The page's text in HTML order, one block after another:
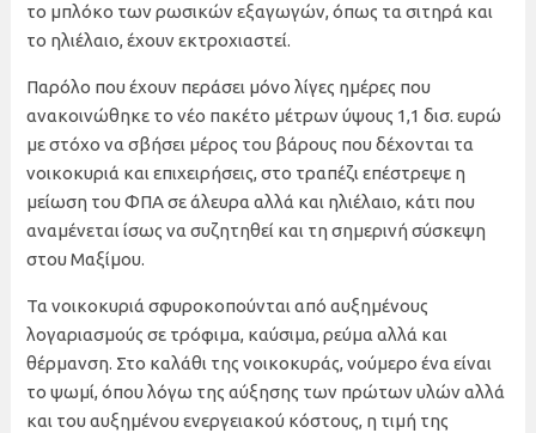
το μπλόκο των ρωσικών εξαγωγών, όπως τα σιτηρά και
το ηλιέλαιο, έχουν εκτροχιαστεί.
Παρόλο που έχουν περάσει μόνο λίγες ημέρες που
ανακοινώθηκε το νέο πακέτο μέτρων ύψους 1,1 δισ. ευρώ
με στόχο να σβήσει μέρος του βάρους που δέχονται τα
νοικοκυριά και επιχειρήσεις, στο τραπέζι επέστρεψε η
μείωση του ΦΠΑ σε άλευρα αλλά και ηλιέλαιο, κάτι που
αναμένεται ίσως να συζητηθεί και τη σημερινή σύσκεψη
στου Μαξίμου.
Τα νοικοκυριά σφυροκοπούνται από αυξημένους
λογαριασμούς σε τρόφιμα, καύσιμα, ρεύμα αλλά και
θέρμανση. Στο καλάθι της νοικοκυράς, νούμερο ένα είναι
το ψωμί, όπου λόγω της αύξησης των πρώτων υλών αλλά
και του αυξημένου ενεργειακού κόστους, η τιμή της